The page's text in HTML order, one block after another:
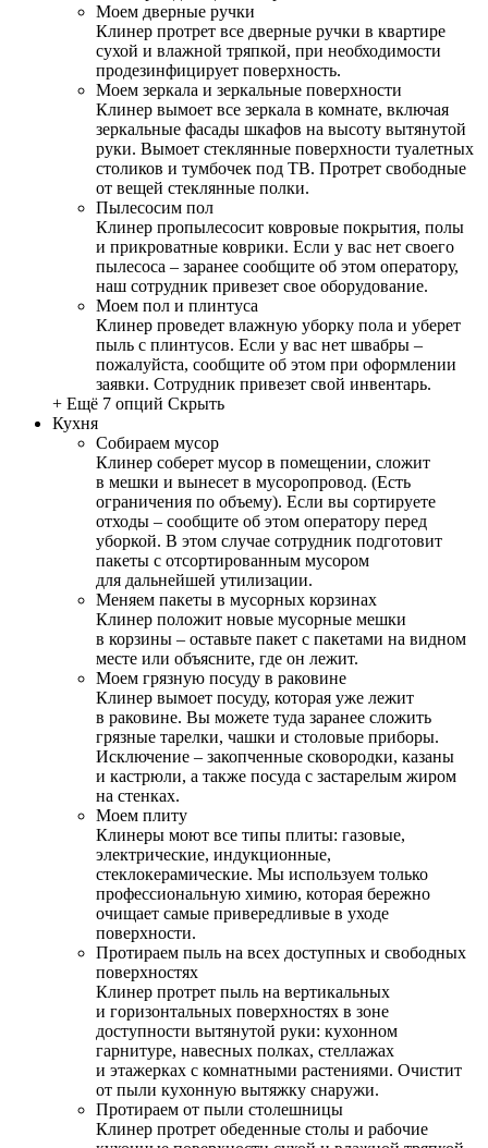
Моем дверные ручки
Клинер протрет все дверные ручки в квартире
сухой и влажной тряпкой, при необходимости
продезинфицирует поверхность.
Моем зеркала и зеркальные поверхности
Клинер вымоет все зеркала в комнате, включая
зеркальные фасады шкафов на высоту вытянутой
руки. Вымоет стеклянные поверхности туалетных
столиков и тумбочек под ТВ. Протрет свободные
от вещей стеклянные полки.
Пылесосим пол
Клинер пропылесосит ковровые покрытия, полы
и прикроватные коврики. Если у вас нет своего
пылесоса – заранее сообщите об этом оператору,
наш сотрудник привезет свое оборудование.
Моем пол и плинтуса
Клинер проведет влажную уборку пола и уберет
пыль с плинтусов. Если у вас нет швабры –
пожалуйста, сообщите об этом при оформлении
заявки. Сотрудник привезет свой инвентарь.
+ Ещё 7 опций Скрыть
Кухня
Собираем мусор
Клинер соберет мусор в помещении, сложит
в мешки и вынесет в мусоропровод. (Есть
ограничения по объему). Если вы сортируете
отходы – сообщите об этом оператору перед
уборкой. В этом случае сотрудник подготовит
пакеты с отсортированным мусором
для дальнейшей утилизации.
Меняем пакеты в мусорных корзинах
Клинер положит новые мусорные мешки
в корзины – оставьте пакет с пакетами на видном
месте или объясните, где он лежит.
Моем грязную посуду в раковине
Клинер вымоет посуду, которая уже лежит
в раковине. Вы можете туда заранее сложить
грязные тарелки, чашки и столовые приборы.
Исключение – закопченные сковородки, казаны
и кастрюли, а также посуда с застарелым жиром
на стенках.
Моем плиту
Клинеры моют все типы плиты: газовые,
электрические, индукционные,
стеклокерамические. Мы используем только
профессиональную химию, которая бережно
очищает самые привередливые в уходе
поверхности.
Протираем пыль на всех доступных и свободных
поверхностях
Клинер протрет пыль на вертикальных
и горизонтальных поверхностях в зоне
доступности вытянутой руки: кухонном
гарнитуре, навесных полках, стеллажах
и этажерках с комнатными растениями. Очистит
от пыли кухонную вытяжку снаружи.
Протираем от пыли столешницы
Клинер протрет обеденные столы и рабочие